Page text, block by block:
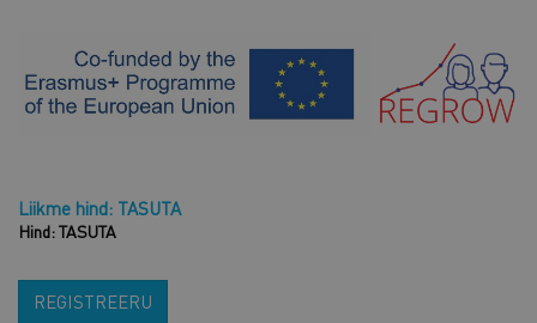
Liikme hind: TASUTA
Hind: TASUTA
REGISTREERU